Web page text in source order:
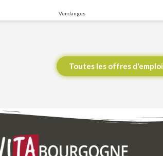
Vendanges
Toutes les offres d'emploi